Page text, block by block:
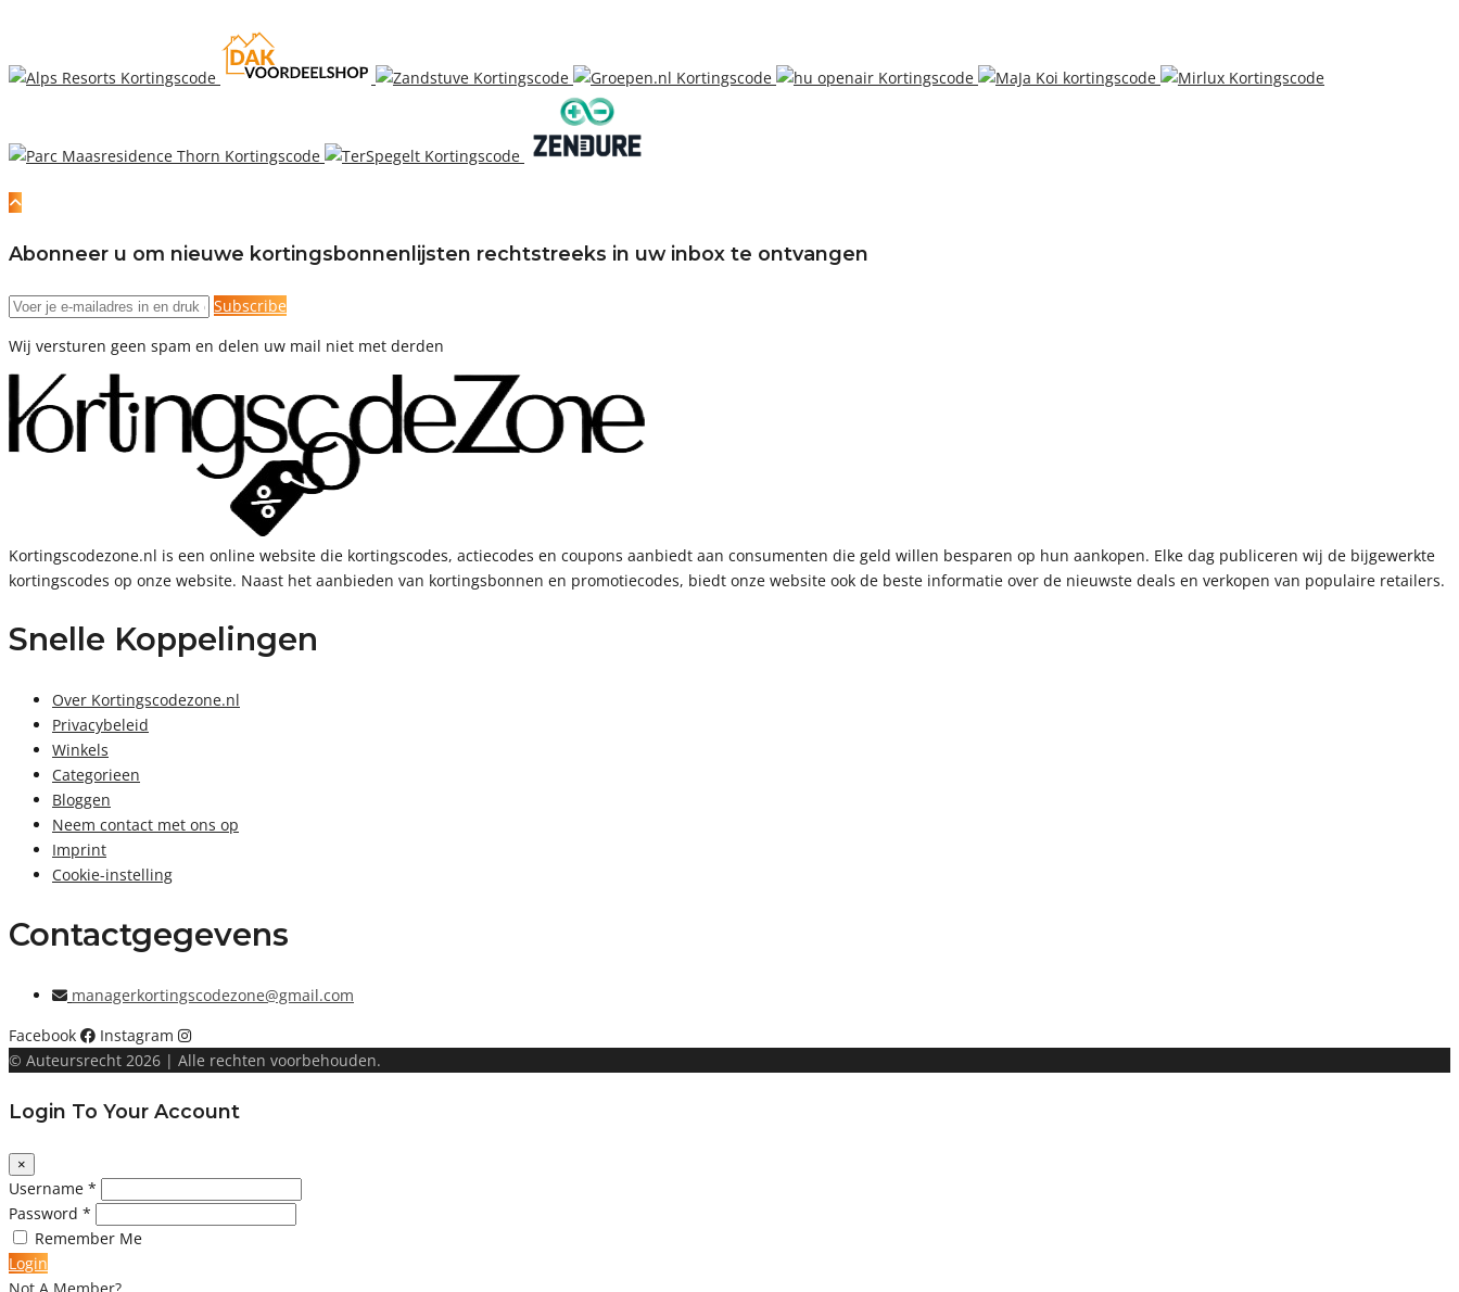
Abonneer u om nieuwe kortingsbonnenlijsten rechtstreeks in uw inbox te ontvangen
Subscribe
Wij versturen geen spam en delen uw mail niet met derden
Kortingscodezone.nl is een online website die kortingscodes, actiecodes en coupons aanbiedt aan consumenten die geld willen besparen op hun aankopen. Elke dag publiceren wij de bijgewerkte
kortingscodes op onze website. Naast het aanbieden van kortingsbonnen en promotiecodes, biedt onze website ook de beste informatie over de nieuwste deals en verkopen van populaire retailers.
Snelle Koppelingen
Over Kortingscodezone.nl
Privacybeleid
Winkels
Categorieen
Bloggen
Neem contact met ons op
Imprint
Cookie-instelling
Contactgegevens
managerkortingscodezone@gmail.com
Facebook
Instagram
© Auteursrecht 2026 | Alle rechten voorbehouden.
Login To Your Account
×
Username *
Password *
Remember Me
Login
Not A Member?